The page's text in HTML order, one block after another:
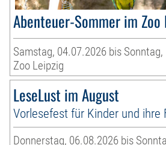
Abenteuer-Sommer im Zoo
Samstag, 04.07.2026 bis
Zoo Leipzig
LeseLust im August
Vorlesefest für Kinder und ihre
Donnerstag, 06.08.2026 bis